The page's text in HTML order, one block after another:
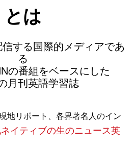
とは
する国際的メディアであ
る
の番組をベースにした
月刊英語学習誌
地リポート、各界著名人のイン
イティブの生のニュース英